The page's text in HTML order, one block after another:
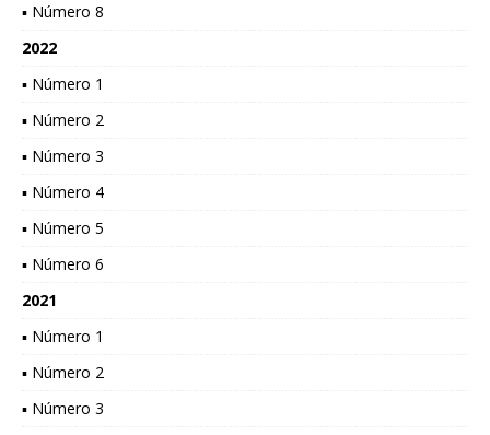
▪ Número 8
2022
▪ Número 1
▪ Número 2
▪ Número 3
▪ Número 4
▪ Número 5
▪ Número 6
2021
▪ Número 1
▪ Número 2
▪ Número 3